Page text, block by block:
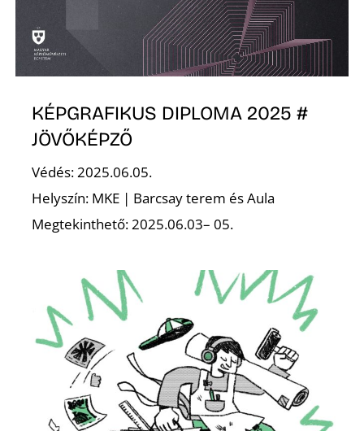
KÉPGRAFIKUS DIPLOMA 2025 #
JÖVŐKÉPZŐ
Védés: 2025.06.05.
Helyszín: MKE | Barcsay terem és Aula
Megtekinthető: 2025.06.03– 05.